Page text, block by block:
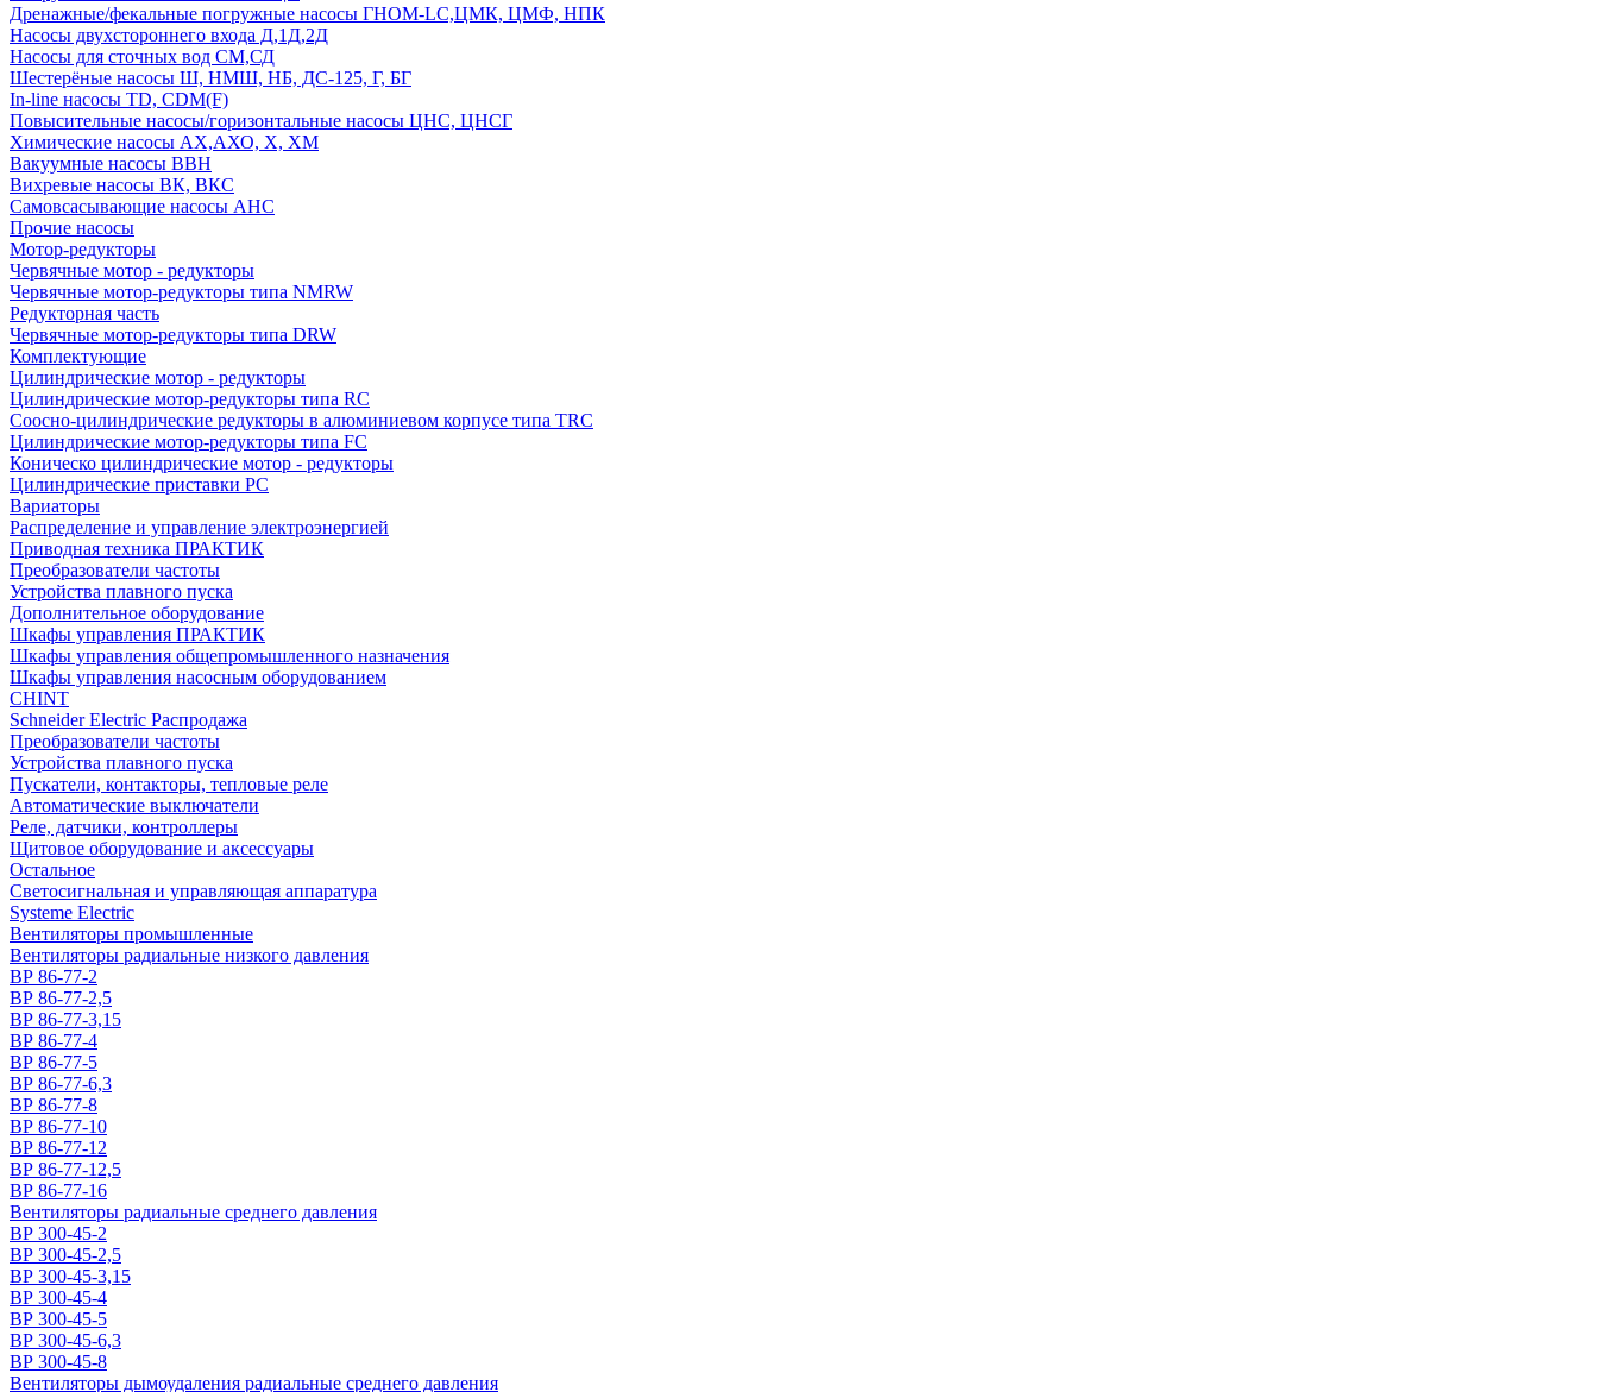
Дренажные/фекальные погружные насосы ГНОМ-LC,ЦМК, ЦМФ, НПК
Насосы двухстороннего входа Д,1Д,2Д
Насосы для сточных вод СМ,СД
Шестерёные насосы Ш, НМШ, НБ, ДС-125, Г, БГ
In-line насосы TD, CDM(F)
Повысительные насосы/горизонтальные насосы ЦНС, ЦНСГ
Химические насосы АХ,АХО, Х, ХМ
Вакуумные насосы ВВН
Вихревые насосы ВК, ВКС
Самовсасывающие насосы АНС
Прочие насосы
Мотор-редукторы
Червячные мотор - редукторы
Червячные мотор-редукторы типа NMRW
Редукторная часть
Червячные мотор-редукторы типа DRW
Комплектующие
Цилиндрические мотор - редукторы
Цилиндрические мотор-редукторы типа RC
Соосно-цилиндрические редукторы в алюминиевом корпусе типа TRC
Цилиндрические мотор-редукторы типа FC
Коническо цилиндрические мотор - редукторы
Цилиндрические приставки PC
Вариаторы
Распределение и управление электроэнергией
Приводная техника ПРАКТИК
Преобразователи частоты
Устройства плавного пуска
Дополнительное оборудование
Шкафы управления ПРАКТИК
Шкафы управления общепромышленного назначения
Шкафы управления насосным оборудованием
CHINT
Schneider Electric Распродажа
Преобразователи частоты
Устройства плавного пуска
Пускатели, контакторы, тепловые реле
Автоматические выключатели
Реле, датчики, контроллеры
Щитовое оборудование и аксессуары
Остальное
Светосигнальная и управляющая аппаратура
Systeme Electric
Вентиляторы промышленные
Вентиляторы радиальные низкого давления
ВР 86-77-2
ВР 86-77-2,5
ВР 86-77-3,15
ВР 86-77-4
ВР 86-77-5
ВР 86-77-6,3
ВР 86-77-8
ВР 86-77-10
ВР 86-77-12
ВР 86-77-12,5
ВР 86-77-16
Вентиляторы радиальные среднего давления
ВР 300-45-2
ВР 300-45-2,5
ВР 300-45-3,15
ВР 300-45-4
ВР 300-45-5
ВР 300-45-6,3
ВР 300-45-8
Вентиляторы дымоудаления радиальные среднего давления